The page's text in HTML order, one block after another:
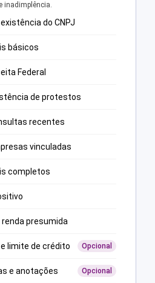
inadimplência.
do CNPJ
básicos
Federal
de protestos
recentes
vinculadas
completos
presumida
limite de crédito Opcional
e anotações Opcional